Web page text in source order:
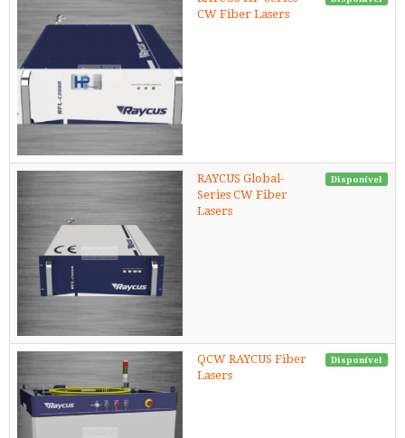
CW Fiber Lasers
RAYCUS Global-
Series CW Fiber
Lasers
Disponível
QCW RAYCUS Fiber
Lasers
Disponível